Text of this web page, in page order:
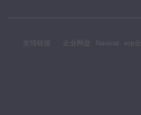
友情链接 企业网盘 Navicat erp